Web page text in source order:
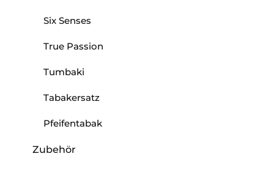
Six Senses
True Passion
Tumbaki
Tabakersatz
Pfeifentabak
Zubehör